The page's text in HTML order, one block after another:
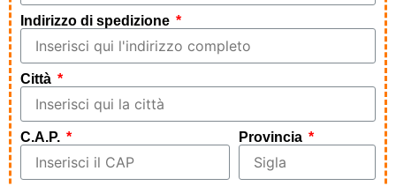
Indirizzo di spedizione
Città
C.A.P. Provincia